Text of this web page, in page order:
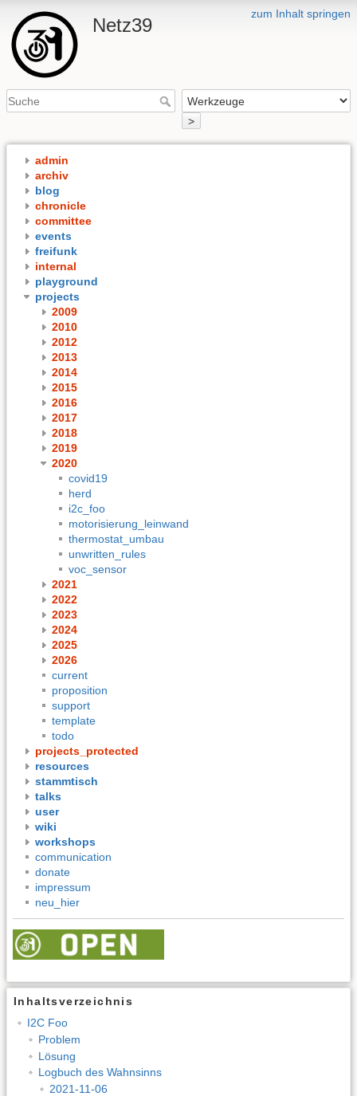
zum Inhalt springen
Netz39
>
admin
archiv
blog
chronicle
committee
events
freifunk
internal
playground
projects
2009
2010
2012
2013
2014
2015
2016
2017
2018
2019
2020
covid19
herd
i2c_foo
motorisierung_leinwand
thermostat_umbau
unwritten_rules
voc_sensor
2021
2022
2023
2024
2025
2026
current
proposition
support
template
todo
projects_protected
resources
stammtisch
talks
user
wiki
workshops
communication
donate
impressum
neu_hier
Inhaltsverzeichnis
I2C Foo
Problem
Lösung
Logbuch des Wahnsinns
2021-11-06